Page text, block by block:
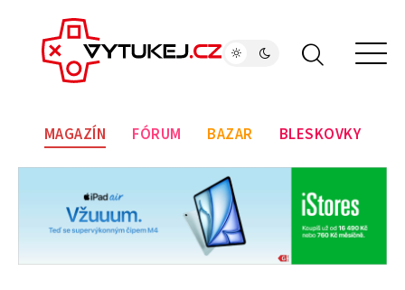
MAGAZÍN FÓRUM BAZAR BLESKOVKY